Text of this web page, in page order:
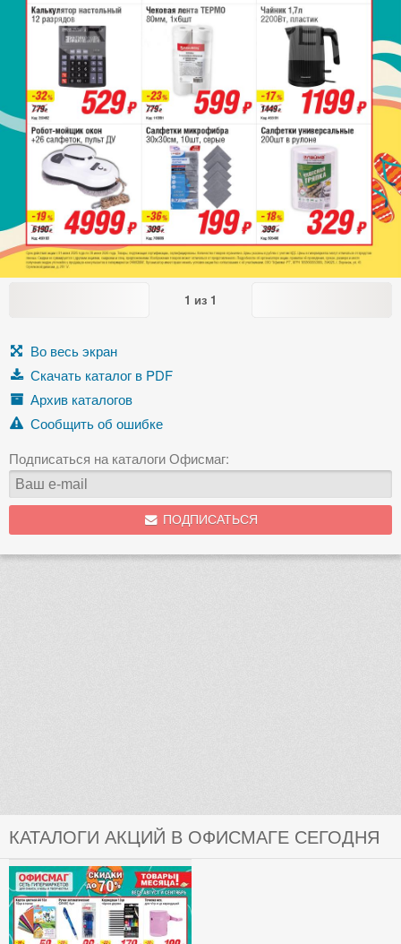
1 из 1
Во весь экран
Скачать каталог в PDF
Архив каталогов
Сообщить об ошибке
Подписаться на каталоги Офисмаг:
ПОДПИСАТЬСЯ
КАТАЛОГИ АКЦИЙ В ОФИСМАГЕ СЕГОДНЯ